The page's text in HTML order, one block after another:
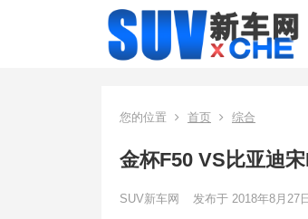
您的位置 首页 综合
金杯F50 VS比亚迪
SUV新车网 发布于 2018年8月27日